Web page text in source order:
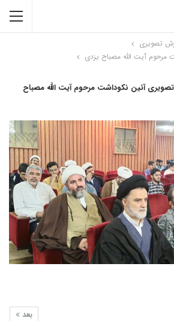
تصویری
مرحوم آیت الله مصباح یزدی
آئین نکوداشت مرحوم آیت الله مصباح
بعد